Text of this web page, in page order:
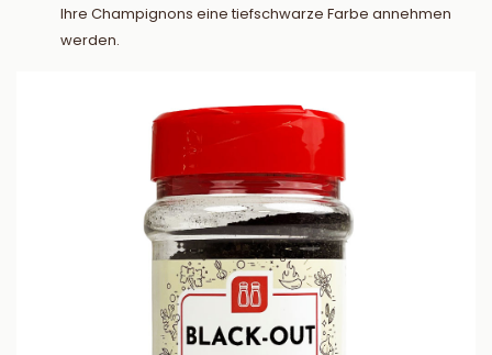
Ihre Champignons eine tiefschwarze Farbe annehmen
werden.